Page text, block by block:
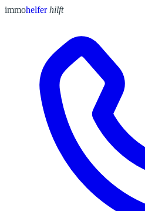
immohelfer hilft